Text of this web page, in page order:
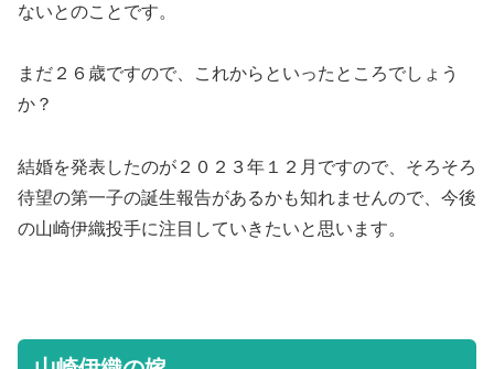
ないとのことです。
まだ２６歳ですので、これからといったところでしょう
か？
結婚を発表したのが２０２３年１２月ですので、そろそろ
待望の第一子の誕生報告があるかも知れませんので、今後
の山崎伊織投手に注目していきたいと思います。